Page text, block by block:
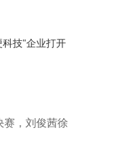
技”企业打开
赛，刘俊茜徐